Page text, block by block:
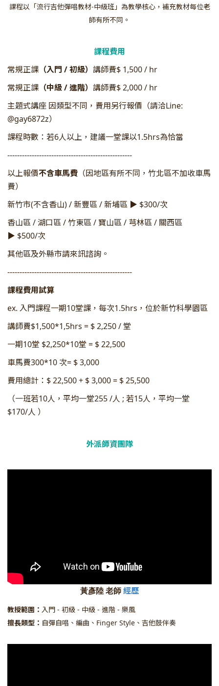
​課程以「流行吉他彈唱教材-中級班」為教學核心，補充教材每位老
師有所不同。
課程費用
常規正課 （入門 / 初級） 講師費$ 1,500 / hr
常規正課 （中級 / 進階） 講師費$ 2,000 / hr
主題式講座 因類型不同，費用另行報價（請洽Line:
@gay6872z）
課程時數：若6人以上，建議一堂課以1.5hrs為恰當
---------------------------------------------------
以上報價不含車馬費 （因地區有所不同，竹北區不加收車馬
費）
新竹市(不含香山) / 新豐區 / 新埔區 ▶️ $300/次
香山區 / 湖口區 / 竹東區 / 寶山區 / 芎林區 / 關西區
▶️ $500/次
其他區及外縣市請來訊諮詢。
---------------------------------------------------
課程費用試算
ex. 入門課程一期10堂課，每次1.5hrs，位於新竹科學園區
講師費$1,500*1,5hrs = $ 2,250 / 堂
一期10堂 $2,250*10堂 = $ 22,500
車馬費300*10 次= $ 3,000
費用總計：$ 22,500 + $ 3,000 = $ 25,500
（一班若10人，平均一堂255 /人 ; 若15人，平均一堂
$170/人 ）
外派師資團隊
黃彥陸 老師 經歷
教授範圍： 入門 - 初級 - 中級 - 進階 - 樂風
擅長類型： 自彈自唱、編曲、Finger Style、吉他鼓伴奏